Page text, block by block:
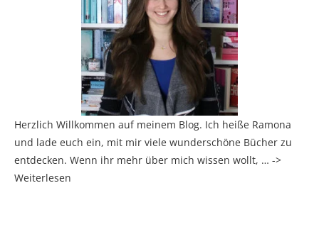
Herzlich Willkommen auf meinem Blog. Ich heiße Ramona
und lade euch ein, mit mir viele wunderschöne Bücher zu
entdecken. Wenn ihr mehr über mich wissen wollt, … ->
Weiterlesen